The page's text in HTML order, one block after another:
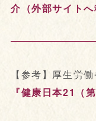
介（外部サイトへ
【参考】厚生労
『健康日本21（